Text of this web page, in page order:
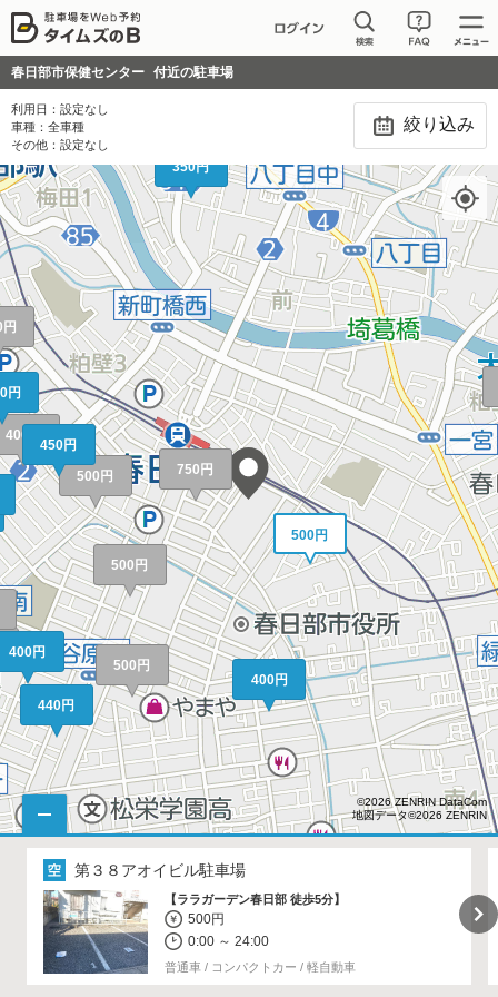
春日部市保健センター 付近の駐車場
利用日： 設定なし
車種： 全車種
その他： 設定なし
絞り込み
400円
500円
500円
500円
750円
440円
350円
400円
円
400円
450円
500円
©2026 ZENRIN DataCom
地図データ©2026 ZENRIN
第３８アオイビル駐車場
【ララガーデン春日部 徒歩5分】
500円
0:00 ～ 24:00
普通車 / コンパクトカー / 軽自動車